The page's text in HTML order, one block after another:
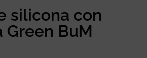
silicona con
Green BuM